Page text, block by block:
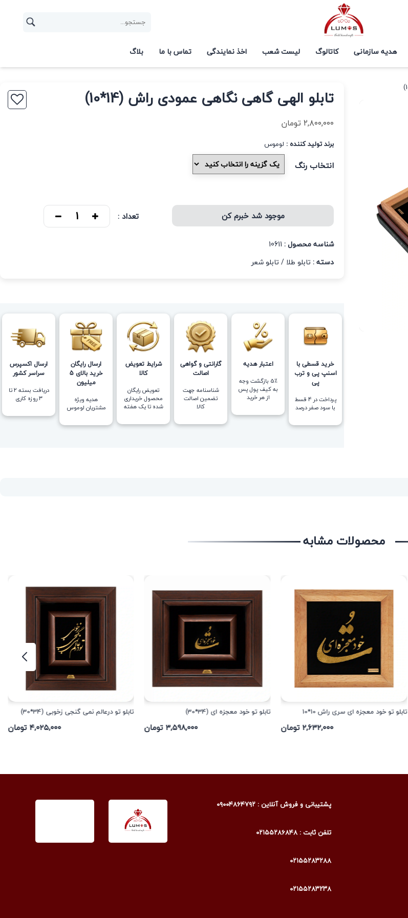
هدیه سازمانی کاتالوگ لیست شعب اخذ نمایندگی تماس با ما بلاگ
تابلو الهی گاهی نگاهی عمودی راش (14*10)
۲,۸۰۰,۰۰۰تومان
برند تولید کننده : لوموس
انتخاب رنگ
موجود شد خبرم کن تعداد :
شناسه محصول : 10611
دسته : تابلو طلا / تابلو شعر
خرید قسطی با
اسنپ پی و ترب
پی
پرداخت در 4 قسط
با سود صفر درصد
اعتبار هدیه
5٪ بازگشت وجه
به کیف پول پس
از هر خرید
گارانتی و گواهی
اصالت
شناسنامه جهت
تضمین اصالت
کالا
شرایط تعویض
کالا
تعویض رایگان
محصول خریداری
شده تا یک هفته
ارسال رایگان
خرید بالای 5
میلیون
هدیه ویژه
مشتریان لوموس
ارسال اکسپرس
سراسر کشور
دریافت بسته ۲ تا
۳ روزه کاری
محصولات مشابه
تابلو تو خود معجزه ای سری راش 10*10
۲,۶۳۲,۰۰۰ تومان
تابلو تو خود معجزه ای (34*30)
۳,۵۹۸,۰۰۰ تومان
تابلو تو درعالم نمی گنجی زخوبی (34*30)
۴,۰۲۵,۰۰۰ تومان
پشتیبانی و فروش آنلاین : ۰۹۰۰۴۸۶۴۷۹۲
تلفن ثابت : ۰۲۱۵۵۲۸۶۸۴۸
۰۲۱۵۵۲۸۳۲۸۸
۰۲۱۵۵۲۸۳۲۳۸